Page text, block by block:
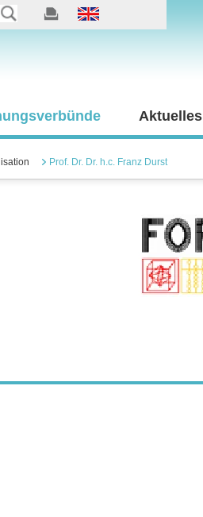
Aktuelles
Prof. Dr. Dr. h.c. Franz Durst